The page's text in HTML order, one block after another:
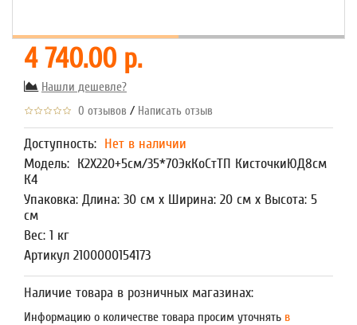
4 740.00 р.
Нашли дешевле?
0 отзывов / Написать отзыв
Доступность: Нет в наличии
Модель: К2Х220+5см/35*70ЭкКоСтТП КисточкиЮД8см
К4
Упаковка: Длина: 30 см x Ширина: 20 см x Высота: 5
см
Вес: 1 кг
Артикул 2100000154173
Наличие товара в розничных магазинах:
Информацию о количестве товара просим уточнять в